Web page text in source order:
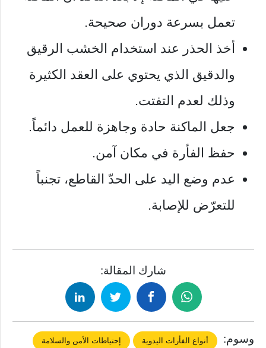
تعمل بسرعة دوران صحيحة.
أخذ الحذر عند استخدام الخشب الرقيق
والدقيق الذي يحتوي على العقد الكثيرة
وذلك لعدم التفتت.
جعل الماكنة حادة وجاهزة للعمل دائماً.
حفظ الفأرة في مكان آمن.
عدم وضع اليد على الحدّ القاطع، تجنباً
للتعرّض للإصابة.
شارك المقالة:
وسوم: أنواع الفأرات اليدوية إحتياطات الأمن والسلامة